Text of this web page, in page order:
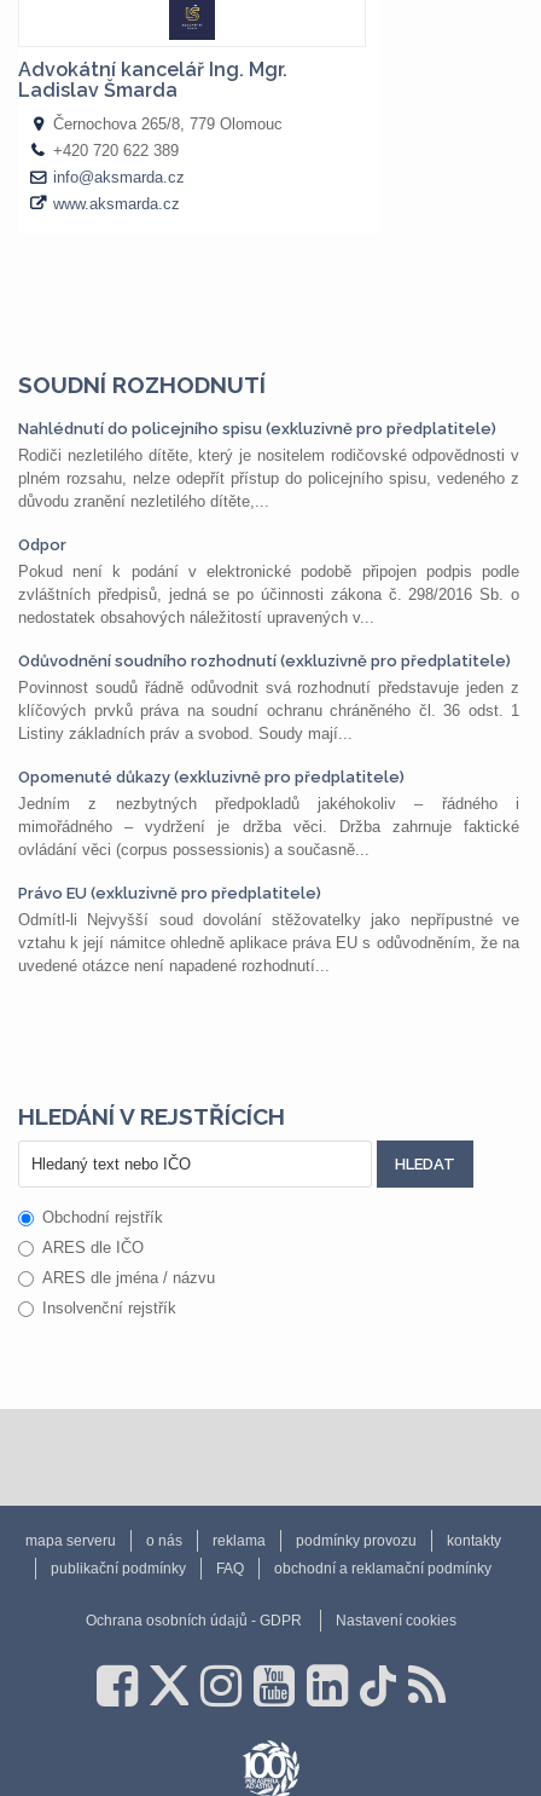
SOUDNÍ ROZHODNUTÍ
Nahlédnutí do policejního spisu (exkluzivně pro předplatitele)
Rodiči nezletilého dítěte, který je nositelem rodičovské odpovědnosti v
plném rozsahu, nelze odepřít přístup do policejního spisu, vedeného z
důvodu zranění nezletilého dítěte,...
Odpor
Pokud není k podání v elektronické podobě připojen podpis podle
zvláštních předpisů, jedná se po účinnosti zákona č. 298/2016 Sb. o
nedostatek obsahových náležitostí upravených v...
Odůvodnění soudního rozhodnutí (exkluzivně pro předplatitele)
Povinnost soudů řádně odůvodnit svá rozhodnutí představuje jeden z
klíčových prvků práva na soudní ochranu chráněného čl. 36 odst. 1
Listiny základních práv a svobod. Soudy mají...
Opomenuté důkazy (exkluzivně pro předplatitele)
Jedním z nezbytných předpokladů jakéhokoliv – řádného i
mimořádného – vydržení je držba věci. Držba zahrnuje faktické
ovládání věci (corpus possessionis) a současně...
Právo EU (exkluzivně pro předplatitele)
Odmítl-li Nejvyšší soud dovolání stěžovatelky jako nepřípustné ve
vztahu k její námitce ohledně aplikace práva EU s odůvodněním, že na
uvedené otázce není napadené rozhodnutí...
HLEDÁNÍ V REJSTŘÍCÍCH
Obchodní rejstřík
ARES dle IČO
ARES dle jména / názvu
Insolvenční rejstřík
mapa serveru o nás reklama podmínky provozu
kontakty
publikační podmínky
FAQ obchodní a reklamační podmínky
Ochrana osobních údajů - GDPR Nastavení cookies